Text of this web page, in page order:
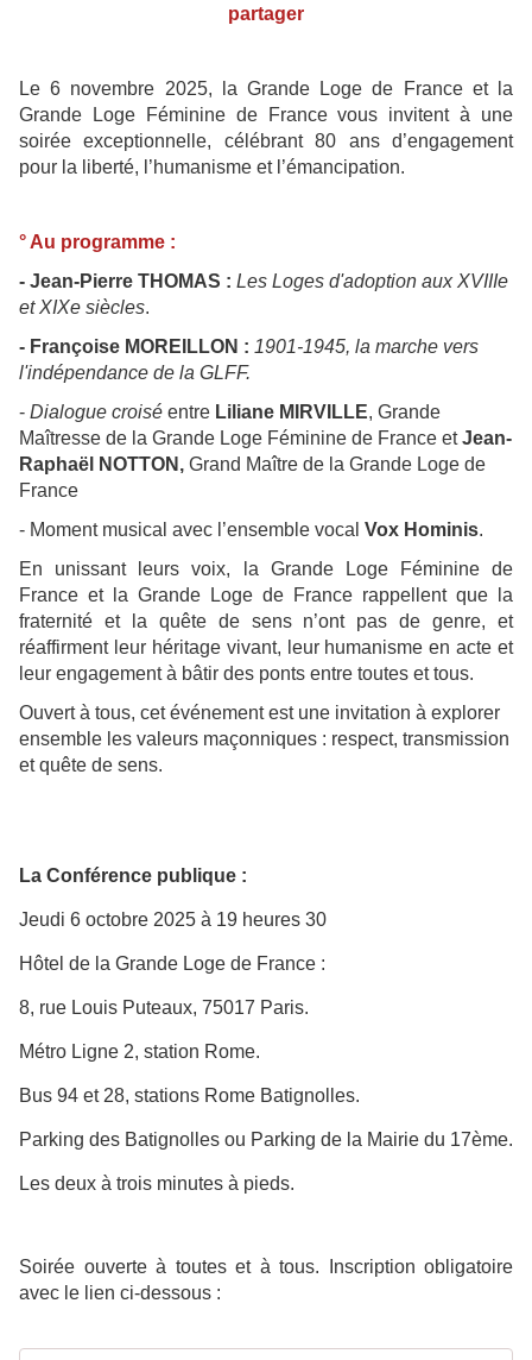
partager
Le 6 novembre 2025, la Grande Loge de France et la
Grande Loge Féminine de France vous invitent à une
soirée exceptionnelle, célébrant 80 ans d’engagement
pour la liberté, l’humanisme et l’émancipation.
° Au programme :
- Jean-Pierre THOMAS : Les Loges d'adoption aux XVIIIe
et XIXe siècles.
- Françoise MOREILLON : 1901-1945, la marche vers
l'indépendance de la GLFF.
- Dialogue croisé entre Liliane MIRVILLE, Grande
Maîtresse de la Grande Loge Féminine de France etJean-
Raphaël NOTTON, Grand Maître de la Grande Loge de
France
- Moment musical avec l’ensemble vocal Vox Hominis.
En unissant leurs voix, la Grande Loge Féminine de
France et la Grande Loge de France rappellent que la
fraternité et la quête de sens n’ont pas de genre, et
réaffirment leur héritage vivant, leur humanisme en acte et
leur engagement à bâtir des ponts entre toutes et tous.
Ouvert à tous, cet événement est une invitation à explorer
ensemble les valeurs maçonniques : respect, transmission
et quête de sens.
La Conférence publique :
Jeudi 6 octobre 2025 à 19 heures 30
Hôtel de la Grande Loge de France :
8, rue Louis Puteaux, 75017 Paris.
Métro Ligne 2, station Rome.
Bus 94 et 28, stations Rome Batignolles.
Parking des Batignolles ou Parking de la Mairie du 17ème.
Les deux à trois minutes à pieds.
Soirée ouverte à toutes et à tous. Inscription obligatoire
avec le lien ci-dessous :